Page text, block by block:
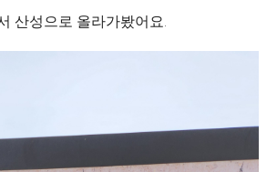
산성으로 올라가봤어요.